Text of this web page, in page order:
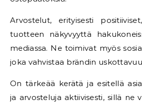
Arvostelut, erityisesti
tuotteen näkyvyyttä
mediassa. Ne toimivat myös
joka vahvistaa brändin
On tärkeää kerätä ja esitellä
ja arvosteluja aktiivisesti, sillä ne